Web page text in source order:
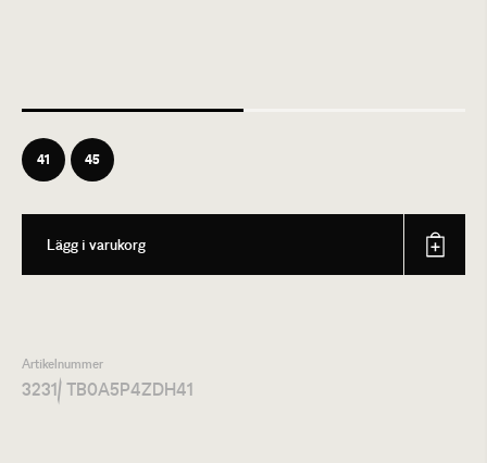
41 45
Lägg i varukorg
Artikelnummer
3231/ TB0A5P4ZDH41